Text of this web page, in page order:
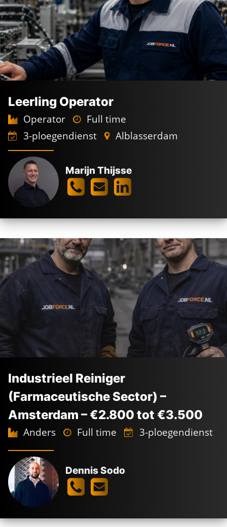
Leerling Operator
Operator
Full time
3-ploegendienst
Alblasserdam
Marijn Thijsse
Industrieel Reiniger
(Farmaceutische Sector) –
Amsterdam – €2.800 tot €3.500
Anders Full time
3-ploegendienst
Amsterdam
Dennis Sodo